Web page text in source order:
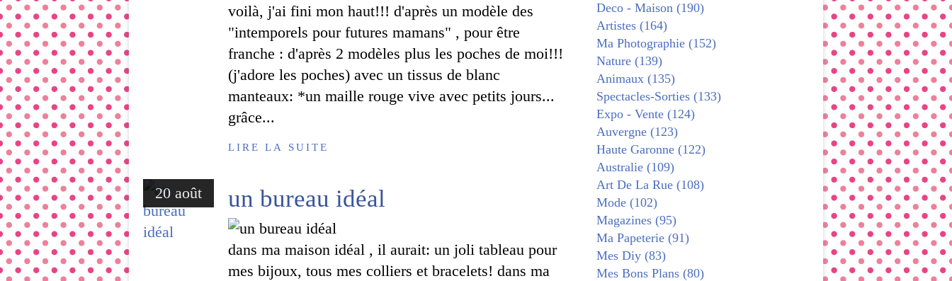
voilà, j'ai fini mon haut!!! d'après un modèle des
"intemporels pour futures mamans" , pour être
franche : d'après 2 modèles plus les poches de moi!!!
(j'adore les poches) avec un tissus de blanc
manteaux: *un maille rouge vive avec petits jours...
grâce...
LIRE LA SUITE
20 août un bureau idéal
dans ma maison idéal , il aurait: un joli tableau pour
mes bijoux, tous mes colliers et bracelets! dans ma
Deco - Maison (190)
Artistes (164)
Ma Photographie (152)
Nature (139)
Animaux (135)
Spectacles-Sorties (133)
Expo - Vente (124)
Auvergne (123)
Haute Garonne (122)
Australie (109)
Art De La Rue (108)
Mode (102)
Magazines (95)
Ma Papeterie (91)
Mes Diy (83)
Mes Bons Plans (80)